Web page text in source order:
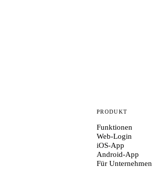
PRODUKT
Funktionen
Web-Login
iOS-App
Android-App
Für Unternehmen